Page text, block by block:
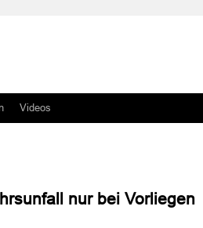
Videos
nur bei Vorliegen